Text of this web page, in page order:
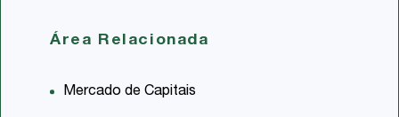
Área Relacionada
Mercado de Capitais